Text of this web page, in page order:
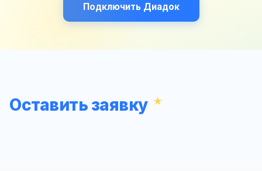
Подключить Диадок
Оставить заявку